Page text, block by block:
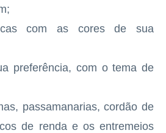
com as cores de sua
preferência, com o tema de
passamanarias, cordão de
de renda e os entremeios